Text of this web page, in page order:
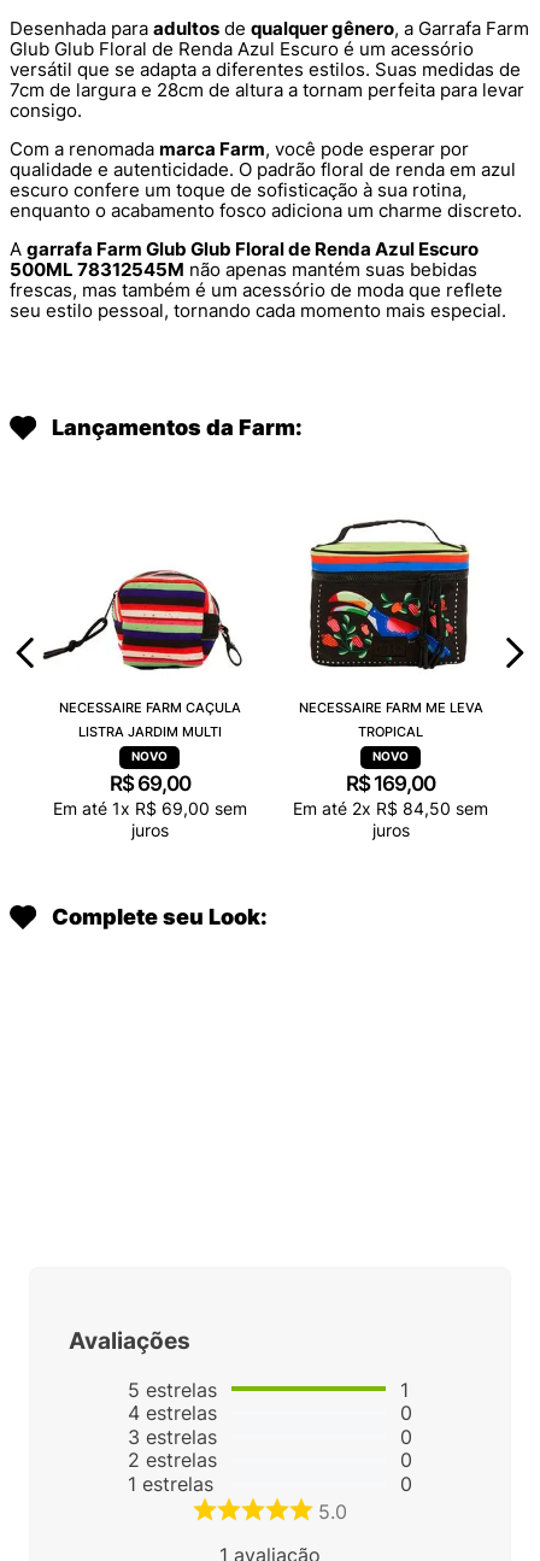
Desenhada para adultos de qualquer gênero, a Garrafa Farm
Glub Glub Floral de Renda Azul Escuro é um acessório
versátil que se adapta a diferentes estilos. Suas medidas de
7cm de largura e 28cm de altura a tornam perfeita para levar
consigo.
Com a renomada marca Farm, você pode esperar por
qualidade e autenticidade. O padrão floral de renda em azul
escuro confere um toque de sofisticação à sua rotina,
enquanto o acabamento fosco adiciona um charme discreto.
A garrafa Farm Glub Glub Floral de Renda Azul Escuro
500ML 78312545M não apenas mantém suas bebidas
frescas, mas também é um acessório de moda que reflete
seu estilo pessoal, tornando cada momento mais especial.
Lançamentos da Farm:
NECESSAIRE FARM CAÇULA
LISTRA JARDIM MULTI
R$ 69,00
Em até 1x R$ 69,00 sem
juros
NECESSAIRE FARM ME LEVA
TROPICAL
R$ 169,00
Em até 2x R$ 84,50 sem
juros
Complete seu Look:
Avaliações
5 estrelas
4 estrelas
3 estrelas
2 estrelas
1 estrelas
1
0
0
0
0
5.0
1 avaliação